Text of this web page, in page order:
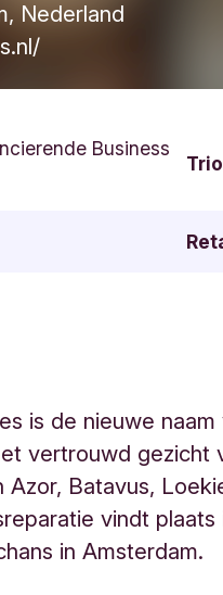
Nederland
Business
is de nieuwe
vertrouwd gezicht
Azor, Batavus,
vindt plaats
in Amsterdam.